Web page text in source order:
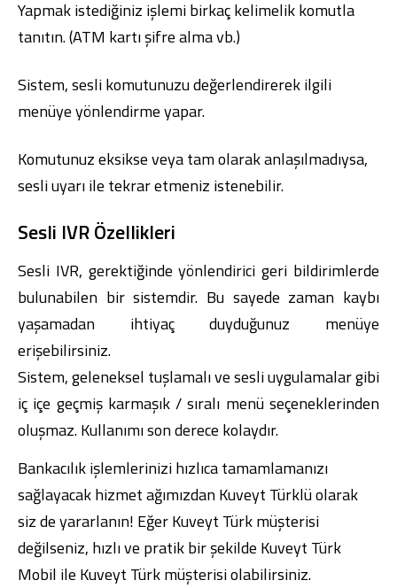
Yapmak istediğiniz işlemi birkaç kelimelik komutla
tanıtın. (ATM kartı şifre alma vb.)
Sistem, sesli komutunuzu değerlendirerek ilgili
menüye yönlendirme yapar.
Komutunuz eksikse veya tam olarak anlaşılmadıysa,
sesli uyarı ile tekrar etmeniz istenebilir.
Sesli IVR Özellikleri
Sesli IVR, gerektiğinde yönlendirici geri bildirimlerde
bulunabilen bir sistemdir. Bu sayede zaman kaybı
yaşamadan ihtiyaç duyduğunuz menüye
erişebilirsiniz.
Sistem, geleneksel tuşlamalı ve sesli uygulamalar gibi
iç içe geçmiş karmaşık / sıralı menü seçeneklerinden
oluşmaz. Kullanımı son derece kolaydır.
Bankacılık işlemlerinizi hızlıca tamamlamanızı
sağlayacak hizmet ağımızdan Kuveyt Türklü olarak
siz de yararlanın! Eğer Kuveyt Türk müşterisi
değilseniz, hızlı ve pratik bir şekilde Kuveyt Türk
Mobil ile Kuveyt Türk müşterisi olabilirsiniz.